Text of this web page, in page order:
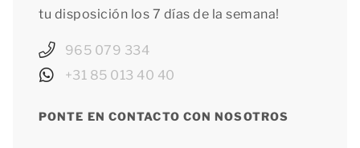
tu disposición los 7 días de la semana!
965 079 334
+31 85 013 40 40
PONTE EN CONTACTO CON NOSOTROS